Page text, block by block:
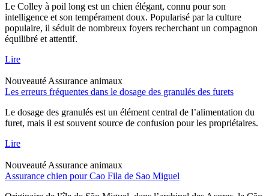
Le Colley à poil long est un chien élégant, connu pour son
intelligence et son tempérament doux. Popularisé par la culture
populaire, il séduit de nombreux foyers recherchant un compagnon
équilibré et attentif.
Lire
Nouveauté Assurance animaux
Les erreurs fréquentes dans le dosage des granulés des furets
Le dosage des granulés est un élément central de l’alimentation du
furet, mais il est souvent source de confusion pour les propriétaires.
Lire
Nouveauté Assurance animaux
Assurance chien pour Cao Fila de Sao Miguel